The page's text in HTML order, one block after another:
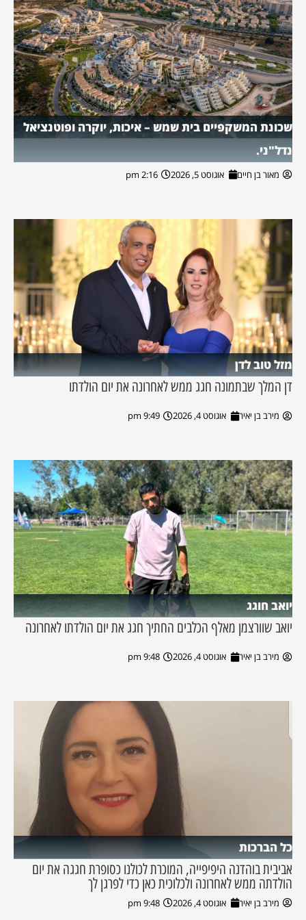
שכונת המשקפיים בית שמש – איכות, יוקרה ופוטנציאל
נדל"ני.
מאור בן חיים אוגוסט 5, 2026 2:16 pm
מזל טוב לדן
דן המלך שבתמונה חגג ממש לאחרונה את יום הולדתו
מירב בן יאיר אוגוסט 4, 2026 9:49 pm
יואב חוגג
יואב שוורצמן מאלף הכלבים החתיך חגג את יום הולדתו לאחרונה
מירב בן יאיר אוגוסט 4, 2026 9:48 pm
כל הברכות
אביבית בוהדנה היפיפייה, המוכרת לכולנו כסופרת חגגה את יום
הולדתה ממש לאחרונה ולכלוכית כאן כדי לפרגן לך
מירב בן יאיר אוגוסט 4, 2026 9:48 pm